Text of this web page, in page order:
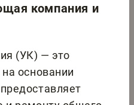
компания и
(УК) — это
основании